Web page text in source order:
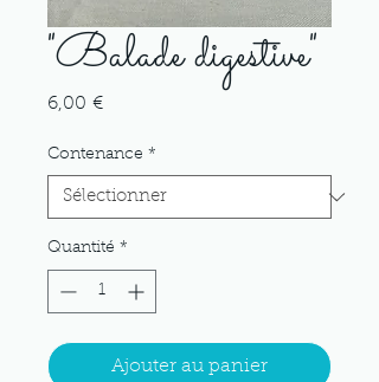
"Balade digestive"
6,00 €Prix
Contenance *
Quantité *
Ajouter au panier